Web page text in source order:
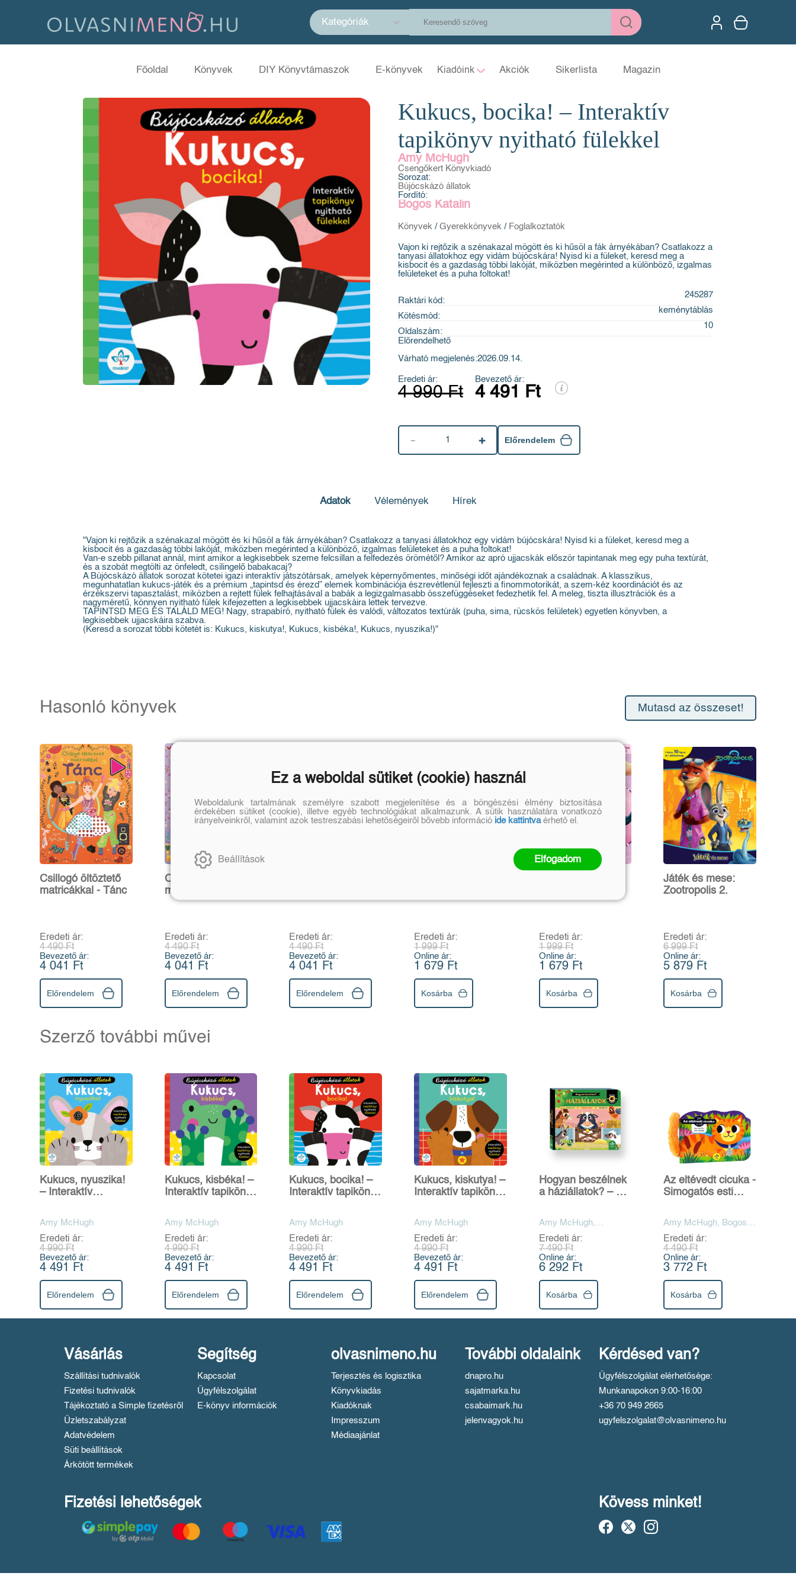
Kategóriák
Főoldal Könyvek DIY Könyvtámaszok E-könyvek Kiadóink Akciók Sikerlista Magazin
Kukucs, bocika! – Interaktív
tapikönyv nyitható fülekkel
Amy McHugh
Csengőkert Könyvkiadó
Sorozat:
Bújócskázó állatok
Fordító:
Bogos Katalin
Könyvek / Gyerekkönyvek / Foglalkoztatók
Vajon ki rejtőzik a szénakazal mögött és ki hűsöl a fák árnyékában? Csatlakozz a
tanyasi állatokhoz egy vidám bújócskára! Nyisd ki a füleket, keresd meg a
kisbocit és a gazdaság többi lakóját, miközben megérinted a különböző, izgalmas
felületeket és a puha foltokat!
Raktári kód:
245287
Kötésmód:
keménytáblás
Oldalszám:
10
Előrendelhető
Várható megjelenés:2026.09.14.
Eredeti ár:
4 990 Ft
Bevezető ár:
4 491 Ft
1 Előrendelem
Adatok Vélemények Hírek
"Vajon ki rejtőzik a szénakazal mögött és ki hűsöl a fák árnyékában? Csatlakozz a tanyasi állatokhoz egy vidám bújócskára! Nyisd ki a füleket, keresd meg a
kisbocit és a gazdaság többi lakóját, miközben megérinted a különböző, izgalmas felületeket és a puha foltokat!
Van-e szebb pillanat annál, mint amikor a legkisebbek szeme felcsillan a felfedezés örömétől? Amikor az apró ujjacskák először tapintanak meg egy puha textúrát,
és a szobát megtölti az önfeledt, csilingelő babakacaj?
A Bújócskázó állatok sorozat kötetei igazi interaktív játszótársak, amelyek képernyőmentes, minőségi időt ajándékoznak a családnak. A klasszikus,
megunhatatlan kukucs-játék és a prémium „tapintsd és érezd” elemek kombinációja észrevétlenül fejleszti a finommotorikát, a szem-kéz koordinációt és az
érzékszervi tapasztalást, miközben a rejtett fülek felhajtásával a babák a legizgalmasabb összefüggéseket fedezhetik fel. A meleg, tiszta illusztrációk és a
nagyméretű, könnyen nyitható fülek kifejezetten a legkisebbek ujjacskáira lettek tervezve.
TAPINTSD MEG ÉS TALÁLD MEG! Nagy, strapabíró, nyitható fülek és valódi, változatos textúrák (puha, sima, rücskös felületek) egyetlen könyvben, a
legkisebbek ujjacskáira szabva.
(Keresd a sorozat többi kötetét is: Kukucs, kiskutya!, Kukucs, kisbéka!, Kukucs, nyuszika!)"
Hasonló könyvek Mutasd az összeset!
Csillogó öltöztető
matricákkal - Tánc
Eredeti ár:
4 490 Ft
Bevezető ár:
4 041 Ft
Előrendelem
Csillogó öltöztető
matricákkal -
Shopping
Eredeti ár:
4 490 Ft
Bevezető ár:
4 041 Ft
Előrendelem
Jelmezbál
Eredeti ár:
4 490 Ft
Bevezető ár:
4 041 Ft
Előrendelem
Micimackó
Eredeti ár:
1 999 Ft
Online ár:
1 679 Ft
Kosárba
Gyönyörű
Eredeti ár:
1 999 Ft
Online ár:
1 679 Ft
Kosárba
Játék és mese:
Zootropolis 2.
Eredeti ár:
6 999 Ft
Online ár:
5 879 Ft
Kosárba
Szerző további művei
Kukucs, nyuszika!
– Interaktív
Amy McHugh
Eredeti ár:
4 990 Ft
Bevezető ár:
4 491 Ft
Előrendelem
Kukucs, kisbéka! –
Interaktív tapikönyv
Amy McHugh
Eredeti ár:
4 990 Ft
Bevezető ár:
4 491 Ft
Előrendelem
Kukucs, bocika! –
Interaktív tapikönyv
Amy McHugh
Eredeti ár:
4 990 Ft
Bevezető ár:
4 491 Ft
Előrendelem
Kukucs, kiskutya! –
Interaktív tapikönyv
Amy McHugh
Eredeti ár:
4 990 Ft
Bevezető ár:
4 491 Ft
Előrendelem
Hogyan beszélnek
a háziállatok? – 10
Amy McHugh,
Rebecca Weerasekera
Eredeti ár:
7 490 Ft
Online ár:
6 292 Ft
Kosárba
Az eltévedt cicuka -
Simogatós esti
Amy McHugh, Bogos
Katalin
Eredeti ár:
4 490 Ft
Online ár:
3 772 Ft
Kosárba
Vásárlás
Szállítási tudnivalók
Fizetési tudnivalók
Tájékoztató a Simple fizetésről
Üzletszabályzat
Adatvédelem
Süti beállítások
Árkötött termékek
Segítség
Kapcsolat
Ügyfélszolgálat
E-könyv információk
olvasnimeno.hu
Terjesztés és logisztika
Könyvkiadás
Kiadóknak
Impresszum
Médiaajánlat
További oldalaink
dnapro.hu
sajatmarka.hu
csabaimark.hu
jelenvagyok.hu
Kérdésed van?
Ügyfélszolgálat elérhetősége:
Munkanapokon 9:00-16:00
+36 70 949 2665
ugyfelszolgalat@olvasnimeno.hu
Fizetési lehetőségek Kövess minket!
Ez a weboldal sütiket (cookie) használ
Weboldalunk tartalmának személyre szabott megjelenítése és a böngészési élmény biztosítása
érdekében sütiket (cookie), illetve egyéb technológiákat alkalmazunk. A sütik használatára vonatkozó
irányelveinkről, valamint azok testreszabási lehetőségeiről bővebb információ ide kattintvaérhető el.
Beállítások Elfogadom